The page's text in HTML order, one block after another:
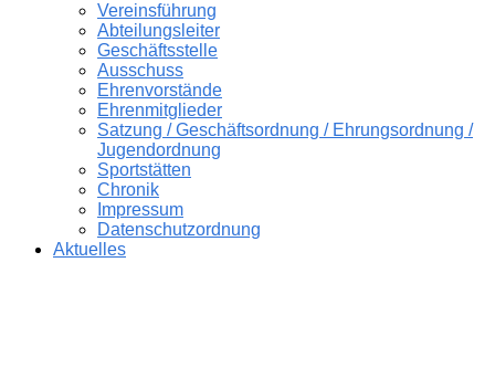
Vereinsführung
Abteilungsleiter
Geschäftsstelle
Ausschuss
Ehrenvorstände
Ehrenmitglieder
Satzung / Geschäftsordnung / Ehrungsordnung /
Jugendordnung
Sportstätten
Chronik
Impressum
Datenschutzordnung
Aktuelles